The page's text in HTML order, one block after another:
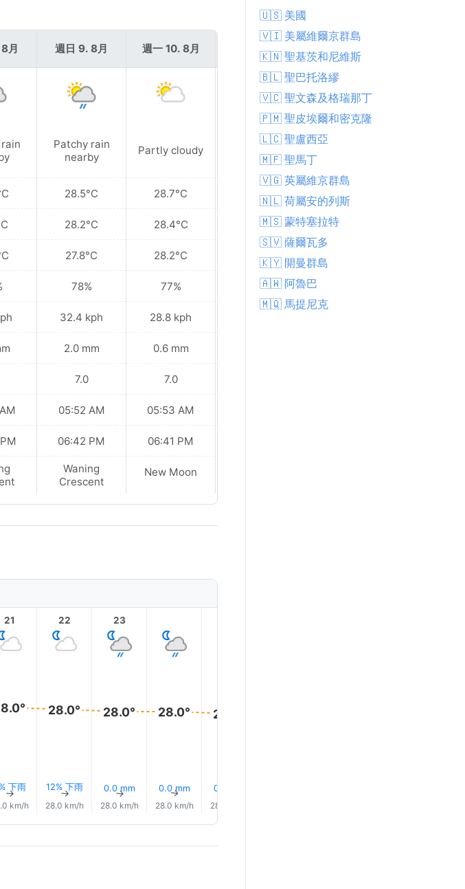
月 週日 9. 8月
Patchy rain
nearby
28.5°C
28.2°C
27.8°C
78%
32.4 kph
2.0 mm
7.0
05:52 AM
06:42 PM
Waning
Crescent
週一 10. 8月
Partly cloudy
28.7°C
28.4°C
28.2°C
77%
28.8 kph
0.6 mm
7.0
05:53 AM
06:41 PM
New Moon
週二 11. 8月
Patchy rain
nearby
28.2°C
28.1°C
28.0°C
75%
21
下雨
↑
km/h
22
28.0°
12% 下雨
↑
28.0 km/h
23
28.0°
0.0 mm
↑
28.0 km/h
28.0°
0.0 mm
↑
28.0 km/h
28.0°
0.0 mm
28.0 km/h
🇺🇸 美國
🇻🇮 美屬維爾京群島
🇰🇳 聖基茨和尼維斯
🇧🇱 聖巴托洛繆
🇻🇨 聖文森及格瑞那丁
🇵🇲 聖皮埃爾和密克隆
🇱🇨 聖盧西亞
🇲🇫 聖馬丁
🇻🇬 英屬維京群島
🇳🇱 荷屬安的列斯
🇲🇸 蒙特塞拉特
🇸🇻 薩爾瓦多
🇰🇾 開曼群島
🇦🇼 阿魯巴
🇲🇶 馬提尼克